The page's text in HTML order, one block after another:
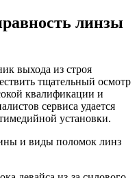
линзы
выхода из строя
тщательный осмотр
квалификации и
сервиса удается
установки.
и виды поломок линз